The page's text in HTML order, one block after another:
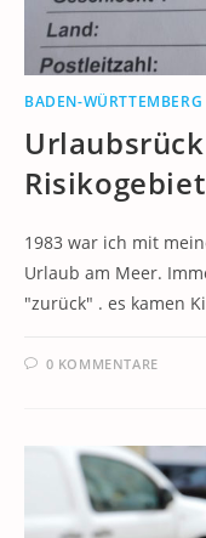
BADEN-WÜRTTEMBERG
Risikogebiet
1983 war ich mit
Urlaub am Meer.
"zurück" . es kamen
0 KOMMENTARE